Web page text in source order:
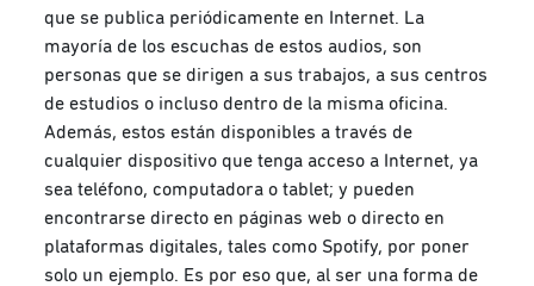
que se publica periódicamente en Internet. La
mayoría de los escuchas de estos audios, son
personas que se dirigen a sus trabajos, a sus centros
de estudios o incluso dentro de la misma oficina.
Además, estos están disponibles a través de
cualquier dispositivo que tenga acceso a Internet, ya
sea teléfono, computadora o tablet; y pueden
encontrarse directo en páginas web o directo en
plataformas digitales, tales como Spotify, por poner
solo un ejemplo. Es por eso que, al ser una forma de